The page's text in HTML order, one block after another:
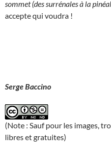
sommet (des surrénales à la
accepte qui voudra !
Serge Baccino
(Note : Sauf pour les images,
libres et gratuites)